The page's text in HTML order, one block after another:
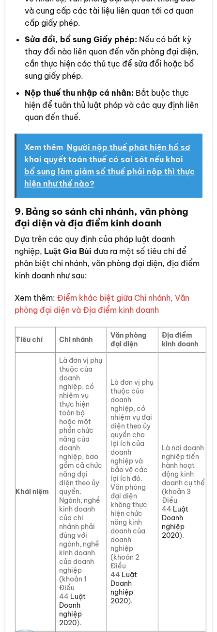
và cung cấp các tài liệu liên quan tới cơ quan
cấp giấy phép.
Sửa đổi, bổ sung Giấy phép: Nếu có bất kỳ
thay đổi nào liên quan đến văn phòng đại diện,
cần thực hiện các thủ tục để sửa đổi hoặc bổ
sung giấy phép.
Nộp thuế thu nhập cá nhân: Bắt buộc thực
hiện để tuân thủ luật pháp và các quy định liên
quan đến thuế.
Xem thêm Người nộp thuế phát hiện hồ sơ
khai quyết toán thuế có sai sót nếu khai
bổ sung làm giảm số thuế phải nộp thì thực
hiện như thế nào?
9. Bảng so sánh chi nhánh, văn phòng
đại diện và địa điểm kinh doanh
Dựa trên các quy định của pháp luật doanh
nghiệp, Luật Gia Bùi đưa ra một số tiêu chí để
phân biệt chi nhánh, văn phòng đại diện, địa điểm
kinh doanh như sau:
Xem thêm: Điểm khác biệt giữa Chi nhánh, Văn
phòng đại diện và Địa điểm kinh doanh
Tiêu chí Chi nhánh
Văn phòng
đại diện
Địa điểm
kinh doanh
Khái niệm
Là đơn vị phụ
thuộc của
doanh
nghiệp, có
nhiệm vụ
thực hiện
toàn bộ
hoặc một
phần chức
năng của
doanh
nghiệp, bao
gồm cả chức
năng đại
diện theo ủy
quyền.
Ngành, nghề
kinh doanh
của chi
nhánh phải
đúng với
ngành, nghề
kinh doanh
của doanh
nghiệp
(khoản 1
Điều
44 Luật
Doanh
nghiệp
2020).
Là đơn vị phụ
thuộc của
doanh
nghiệp, có
nhiệm vụ đại
diện theo ủy
quyền cho
lợi ích của
doanh
nghiệp và
bảo vệ các
lợi ích đó.
Văn phòng
đại diện
không thực
hiện chức
năng kinh
doanh của
doanh
nghiệp
(khoản 2
Điều
44 Luật
Doanh
nghiệp
2020).
Là nơi doanh
nghiệp tiến
hành hoạt
động kinh
doanh cụ thể
(khoản 3
Điều
44 Luật
Doanh
nghiệp
2020).